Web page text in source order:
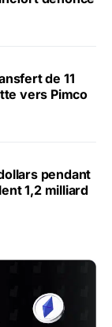
de 11
vers Pimco
pendant
1,2 milliard